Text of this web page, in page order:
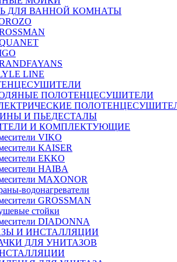
ДЛЯ ВАННОЙ КОМНАТЫ
LINE
ПОЛОТЕНЦЕСУШИТЕЛИ
И ПЬЕДЕСТАЛЫ
И КОМПЛЕКТУЮЩИЕ
VIKO
KAISER
EKKO
HAIBA
MAXONOR
водонагреватели
GROSSMAN
стойки
DIADONNA
И ИНСТАЛЛЯЦИИ
ДЛЯ УНИТАЗОВ